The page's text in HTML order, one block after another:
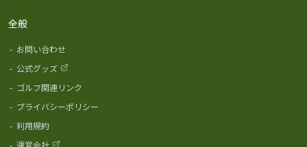
全般
- お問い合わせ
- 公式グッズ
- ゴルフ関連リンク
- プライバシーポリシー
- 利用規約
- 運営会社